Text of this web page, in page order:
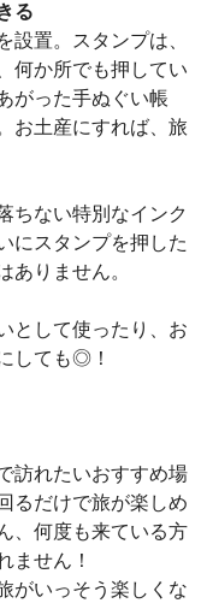
る
設置。スタンプは、
何か所でも押してい
がった手ぬぐい帳
お土産にすれば、旅
ちない特別なインク
にスタンプを押した
ありません。
として使ったり、お
しても◎！
訪れたいおすすめ場
るだけで旅が楽しめ
、何度も来ている方
ません！
がいっそう楽しくな